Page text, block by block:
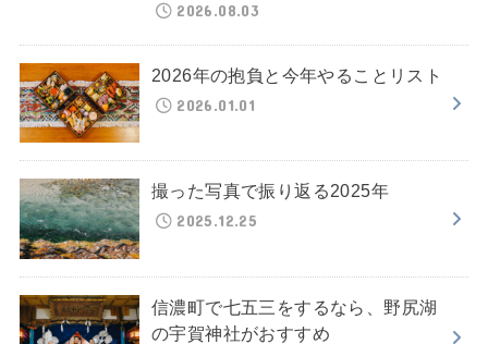
2026.08.03
2026年の抱負と今年やることリスト
2026.01.01
撮った写真で振り返る2025年
2025.12.25
信濃町で七五三をするなら、野尻湖
の宇賀神社がおすすめ